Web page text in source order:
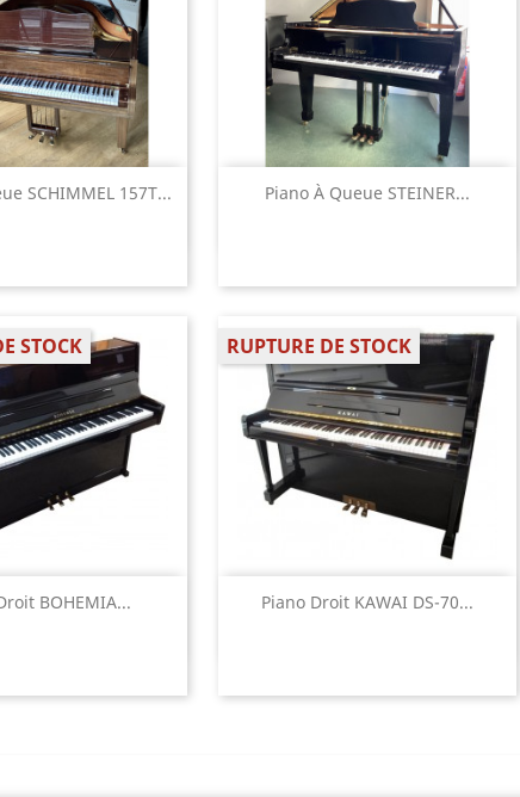
SCHIMMEL 157T...
rapide Piano À Queue STEINER...
Aperçu rapide
BOHEMIA...
STOCK
rapide Piano Droit KAWAI DS-70...
RUPTURE DE STOCK
Aperçu rapide